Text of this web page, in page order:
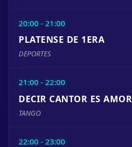
20:00 - 21:00
PLATENSE DE 1ERA
DEPORTES
21:00 - 22:00
DECIR CANTOR ES AMOR
TANGO
22:00 - 23:00